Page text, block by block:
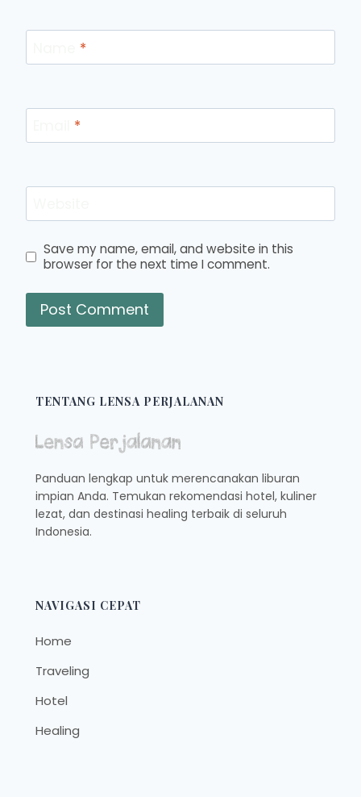
*
*
Save my name, email, and website in this
browser for the next time I comment.
TENTANG LENSA PERJALANAN
Panduan lengkap untuk merencanakan liburan
impian Anda. Temukan rekomendasi hotel, kuliner
lezat, dan destinasi healing terbaik di seluruh
Indonesia.
NAVIGASI CEPAT
Home
Traveling
Hotel
Healing